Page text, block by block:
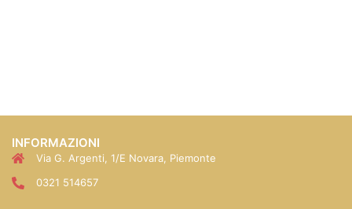
INFORMAZIONI
Via G. Argenti, 1/E Novara, Piemonte
0321 514657